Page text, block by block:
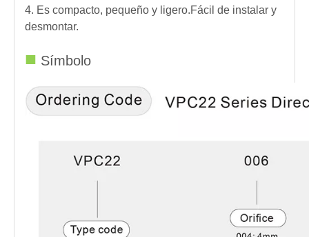
4. Es compacto, pequeño y ligero.Fácil de instalar y
desmontar.
■ Símbolo